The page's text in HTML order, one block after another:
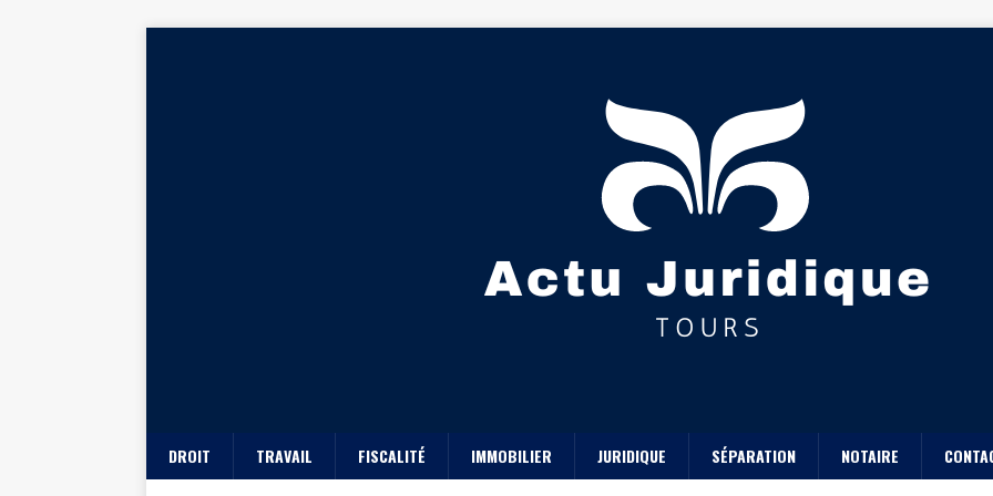
DROIT TRAVAIL FISCALITÉ IMMOBILIER JURIDIQUE SÉPARATION NOTAIRE